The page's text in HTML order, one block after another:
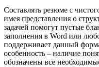
Составлять резюме с
имея представления о
задачей помогут пустые
заполнения в Word или
поддерживает данный
особенность – наличие
обозначены все